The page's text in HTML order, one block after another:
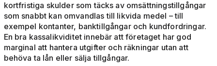
kortfristiga skulder som täcks av omsättningstillgångar
som snabbt kan omvandlas till likvida medel – till
exempel kontanter, banktillgångar och kundfordringar.
En bra kassalikviditet innebär att företaget har god
marginal att hantera utgifter och räkningar utan att
behöva ta lån eller sälja tillgångar.